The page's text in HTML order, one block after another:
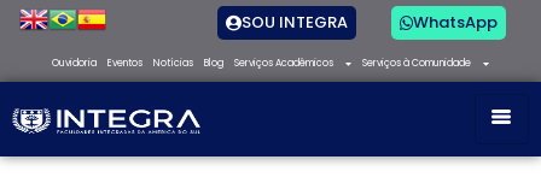
SOU INTEGRA WhatsApp
Ouvidoria Eventos Notícias Blog Serviços Acadêmicos Serviços à Comunidade